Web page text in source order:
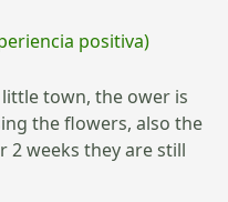
positiva)
town, the ower is
the flowers, also the
2 weeks they are still